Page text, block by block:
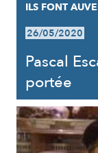
ILS FONT
26/05/2020
Pascal
portée